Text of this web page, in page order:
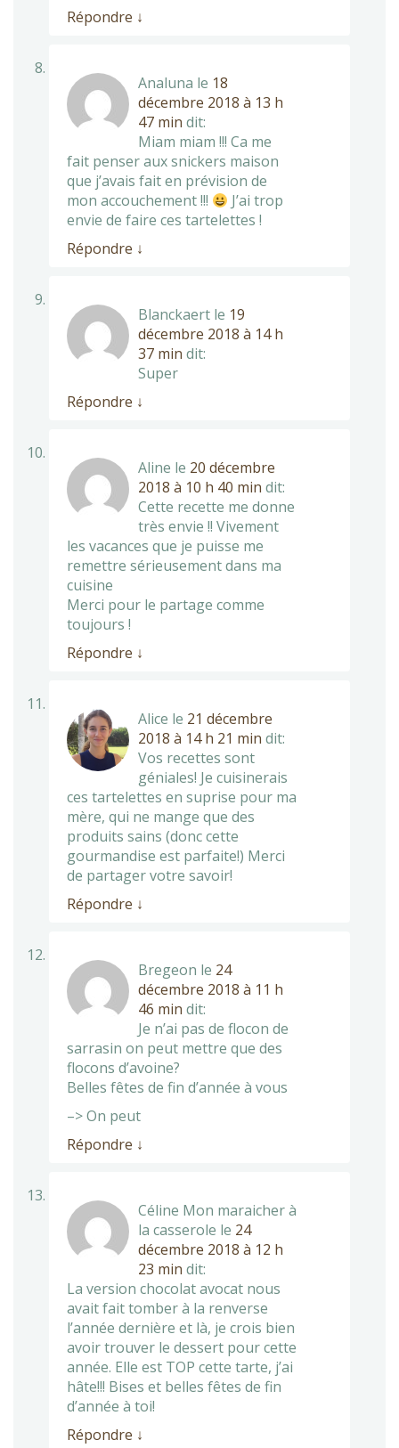
Répondre ↓
Analuna le 18
décembre 2018 à 13 h
47 min dit:
Miam miam !!! Ca me
fait penser aux snickers maison
que j’avais fait en prévision de
mon accouchement !!!
J’ai trop
envie de faire ces tartelettes !
Répondre ↓
Blanckaert le 19
décembre 2018 à 14 h
37 min dit:
Super
Répondre ↓
Aline le 20 décembre
2018 à 10 h 40 min dit:
Cette recette me donne
très envie !! Vivement
les vacances que je puisse me
remettre sérieusement dans ma
cuisine
Merci pour le partage comme
toujours !
Répondre ↓
Alice le 21 décembre
2018 à 14 h 21 min dit:
Vos recettes sont
géniales! Je cuisinerais
ces tartelettes en suprise pour ma
mère, qui ne mange que des
produits sains (donc cette
gourmandise est parfaite!) Merci
de partager votre savoir!
Répondre ↓
Bregeon le 24
décembre 2018 à 11 h
46 min dit:
Je n’ai pas de flocon de
sarrasin on peut mettre que des
flocons d’avoine?
Belles fêtes de fin d’année à vous
–> On peut
Répondre ↓
Céline Mon maraicher à
la casserole le 24
décembre 2018 à 12 h
23 min dit:
La version chocolat avocat nous
avait fait tomber à la renverse
l’année dernière et là, je crois bien
avoir trouver le dessert pour cette
année. Elle est TOP cette tarte, j’ai
hâte!!! Bises et belles fêtes de fin
d’année à toi!
Répondre ↓